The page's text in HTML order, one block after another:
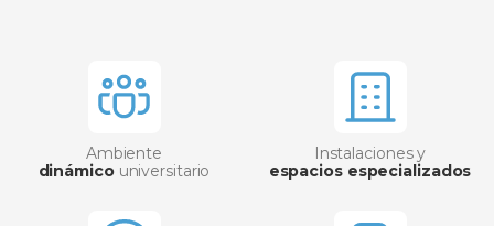
Ambiente
dinámicouniversitario
Instalaciones y
espacios especializados